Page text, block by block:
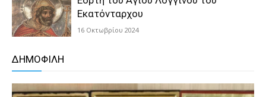
Εκατόνταρχου
16 Οκτωβρίου 2024
ΔΗΜΟΦΙΛΗ